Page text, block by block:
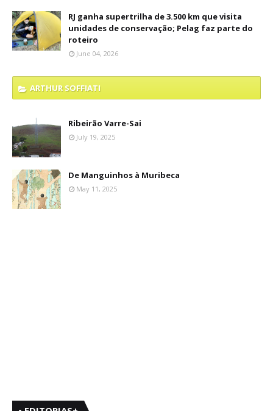
RJ ganha supertrilha de 3.500 km que visita
unidades de conservação; Pelag faz parte do
roteiro
June 04, 2026
ARTHUR SOFFIATI
Ribeirão Varre-Sai
July 19, 2025
De Manguinhos à Muribeca
May 11, 2025